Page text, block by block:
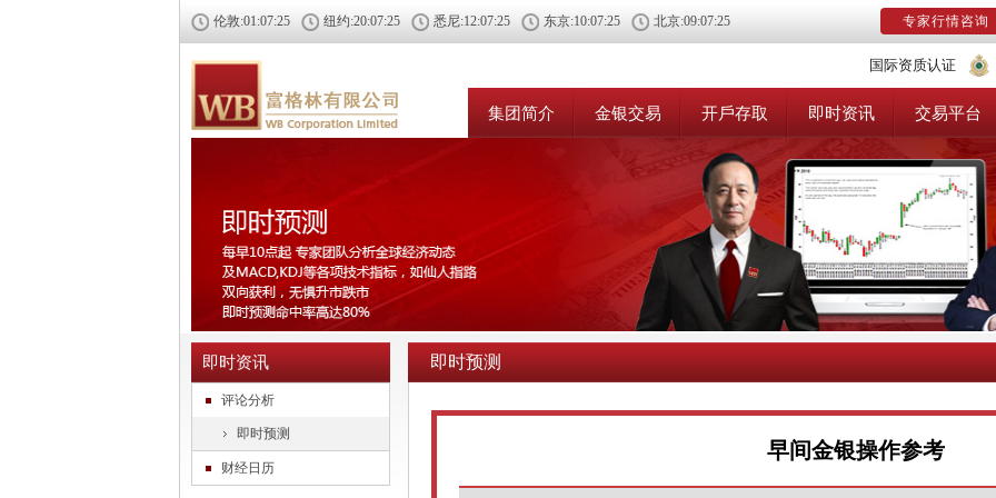
伦敦:01:07:26 纽约:20:07:26 悉尼:12:07:26 东京:10:07:26 北京:09:07:26 专家行情咨询
国际资质认证
集团简介 金银交易 开戶存取 即时资讯 交易平台
即时资讯
评论分析
即时预测
财经日历
即时预测
早间金银操作参考